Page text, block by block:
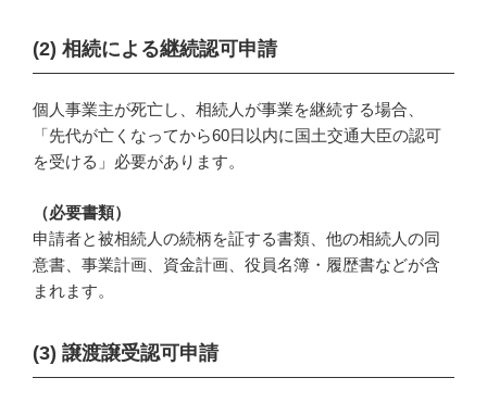
(2) 相続による継続認可申請
個人事業主が死亡し、相続人が事業を継続する場合、
「先代が亡くなってから60日以内に国土交通大臣の認可
を受ける」必要があります。
（必要書類）
申請者と被相続人の続柄を証する書類、他の相続人の同
意書、事業計画、資金計画、役員名簿・履歴書などが含
まれます。
(3) 譲渡譲受認可申請